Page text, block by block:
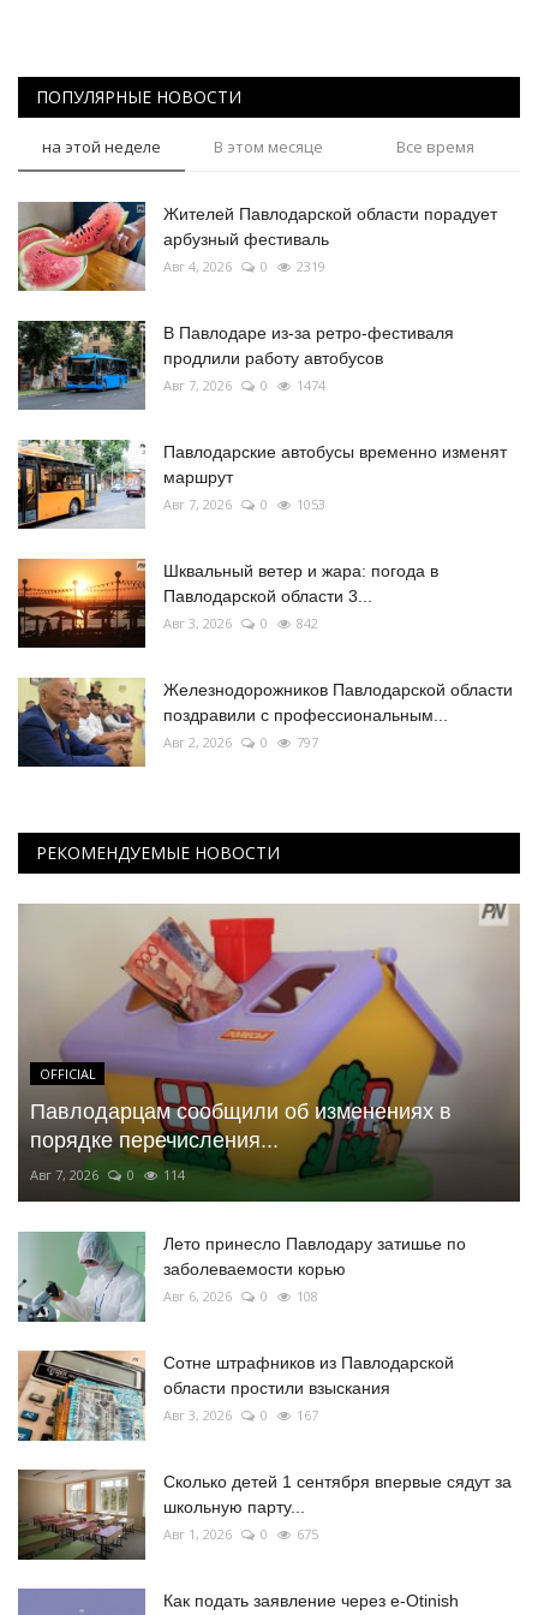
ПОПУЛЯРНЫЕ НОВОСТИ
на этой неделе В этом месяце Все время
Жителей Павлодарской области порадует
арбузный фестиваль
Авг 4, 2026 0 2319
В Павлодаре из-за ретро-фестиваля
продлили работу автобусов
Авг 7, 2026 0 1474
Павлодарские автобусы временно изменят
маршрут
Авг 7, 2026 0 1053
Шквальный ветер и жара: погода в
Павлодарской области 3...
Авг 3, 2026 0 842
Железнодорожников Павлодарской области
поздравили с профессиональным...
Авг 2, 2026 0 797
РЕКОМЕНДУЕМЫЕ НОВОСТИ
OFFICIAL
Павлодарцам сообщили об изменениях в
порядке перечисления...
Авг 7, 2026 0 114
Лето принесло Павлодару затишье по
заболеваемости корью
Авг 6, 2026 0 108
Сотне штрафников из Павлодарской
области простили взыскания
Авг 3, 2026 0 167
Сколько детей 1 сентября впервые сядут за
школьную парту...
Авг 1, 2026 0 675
Как подать заявление через e-Otinish